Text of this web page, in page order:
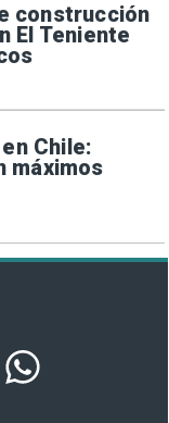
construcción
El Teniente
Chile:
máximos